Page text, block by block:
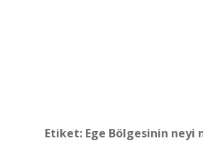
Etiket: Ege Bölgesinin neyi